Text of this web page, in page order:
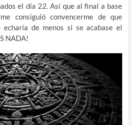
el día 22. Así que al final a base
consiguió convencerme de que
de menos si se acabase el
NADA!